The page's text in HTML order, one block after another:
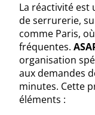
La réactivité est
de serrurerie,
comme Paris,
fréquentes.
organisation
aux demandes
minutes. Cette
éléments :